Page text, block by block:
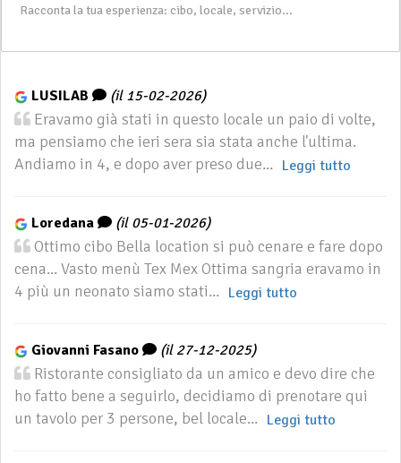
LUSILAB (il 15-02-2026)
Eravamo già stati in questo locale un paio di volte,
ma pensiamo che ieri sera sia stata anche l'ultima.
Andiamo in 4, e dopo aver preso due... Leggi tutto
Loredana (il 05-01-2026)
Ottimo cibo Bella location si può cenare e fare dopo
cena... Vasto menù Tex Mex Ottima sangria eravamo in
4 più un neonato siamo stati... Leggi tutto
Giovanni Fasano (il 27-12-2025)
Ristorante consigliato da un amico e devo dire che
ho fatto bene a seguirlo, decidiamo di prenotare qui
un tavolo per 3 persone, bel locale... Leggi tutto